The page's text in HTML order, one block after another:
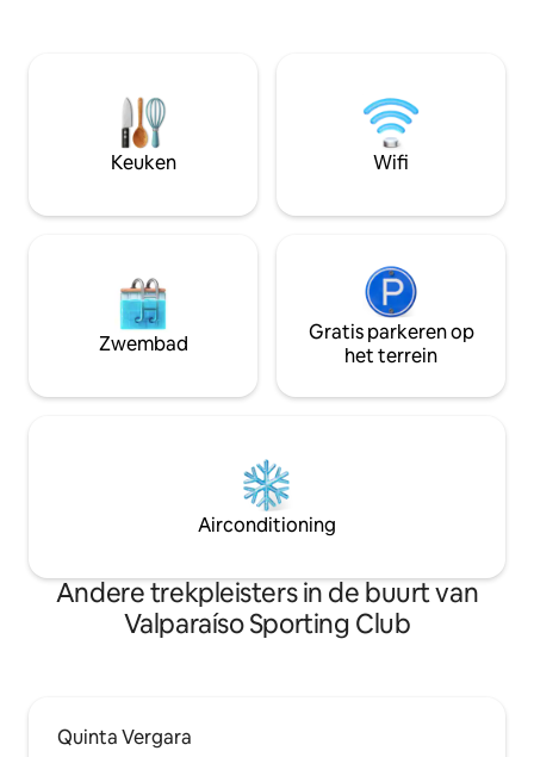
Casino, San Martín Av., Perú Avenue en
het politiebureau. Slechts 15 minuten
van Quinta Vergara.
smart-tv. - Privé
Reserveer nu en
ervaring!
Keuken Wifi
Zwembad
Gratis parkeren op
het terrein
Airconditioning
Andere trekpleisters in de buurt van
Valparaíso Sporting Club
Quinta Vergara